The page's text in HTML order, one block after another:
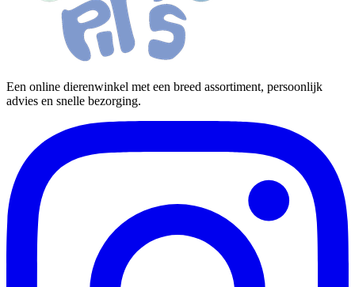
Een online dierenwinkel met een breed assortiment, persoonlijk
advies en snelle bezorging.